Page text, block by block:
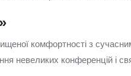
комфортності з
невеликих конференцій і